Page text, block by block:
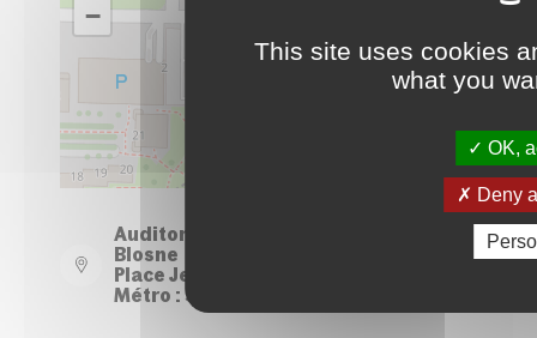
−
contributors
Auditorium du Conservatoire - Site
Blosne
Place Jean Normand - Rennes
Métro : Station Le Blosne
This site uses cookies
what you
OK,
Deny